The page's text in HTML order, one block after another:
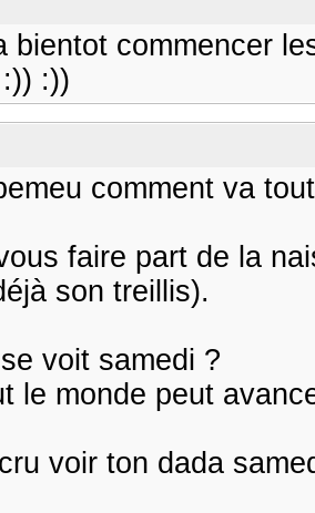
bientot commencer
:))
comment va
faire part de la
son treillis).
voit samedi ?
le monde peut
voir ton dada